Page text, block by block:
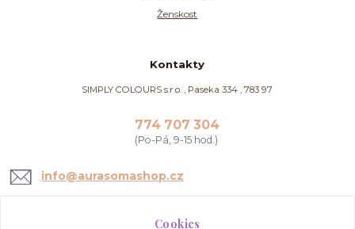
Ženskost
Kontakty
SIMPLY COLOURS s.r.o. , Paseka 334 , 783 97
774 707 304
(Po-Pá, 9-15 hod.)
info@aurasomashop.cz
Cookies